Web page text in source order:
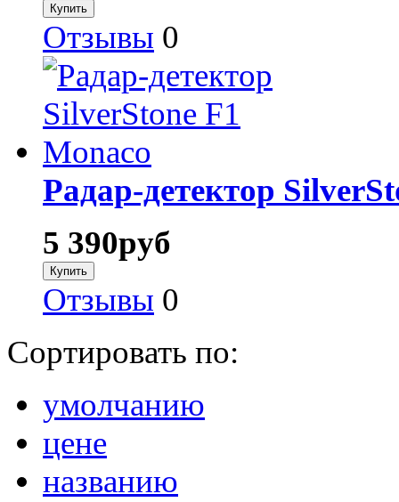
Отзывы 0
Радар-детектор
5 390руб
Отзывы 0
Сортировать по:
умолчанию
цене
названию